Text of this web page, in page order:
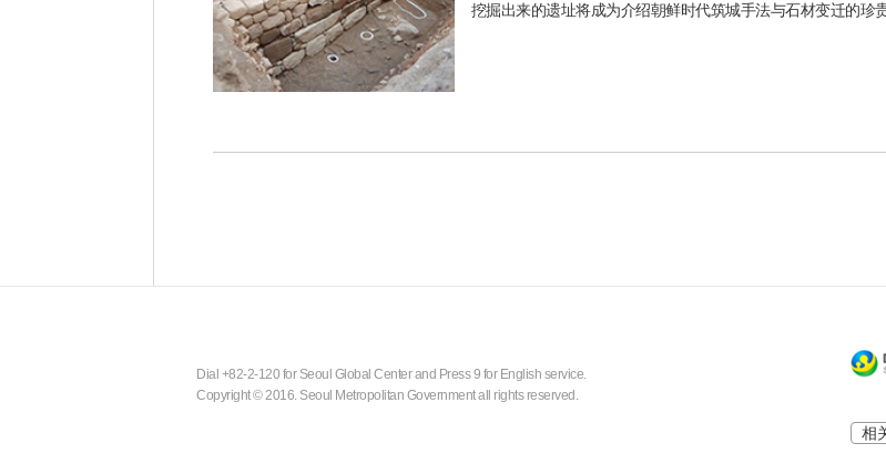
挖掘出来的遗址将成为介绍朝鲜时代筑城手法与石材变迁的珍贵
Dial +82-2-120 for Seoul Global Center and Press 9 for English service.
Copyright © 2016. Seoul Metropolitan Government all rights reserved.